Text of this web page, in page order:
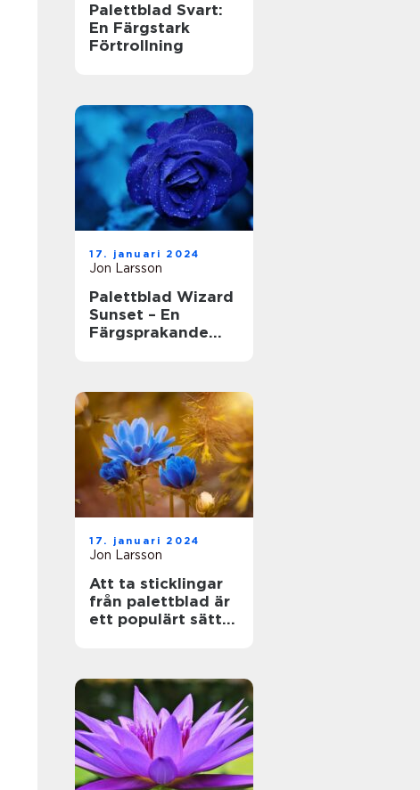
Palettblad Svart:
En Färgstark
Förtrollning
17. januari 2024
Jon Larsson
Palettblad Wizard
Sunset – En
Färgsprakande
17. januari 2024
Jon Larsson
Att ta sticklingar
från palettblad är
ett populärt sätt